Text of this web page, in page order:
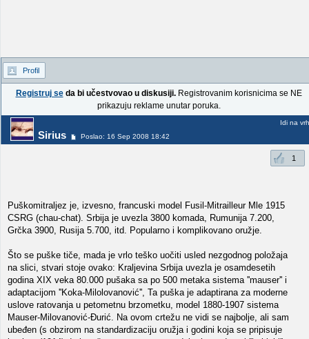
Profil
Registruj seda bi učestvovao u diskusiji.Registrovanim korisnicima se NE
prikazuju reklame unutar poruka.
Sirius Poslao: 16 Sep 2008 18:42
Idi na vrh
1
Puškomitraljez je, izvesno, francuski model Fusil-Mitrailleur Mle 1915
CSRG (chau-chat). Srbija je uvezla 3800 komada, Rumunija 7.200,
Grčka 3900, Rusija 5.700, itd. Popularno i komplikovano oružje.
Što se puške tiče, mada je vrlo teško uočiti usled nezgodnog položaja
na slici, stvari stoje ovako: Kraljevina Srbija uvezla je osamdesetih
godina XIX veka 80.000 pušaka sa po 500 metaka sistema ''mauser'' i
adaptacijom ''Koka-Milolovanović'', Ta puška je adaptirana za moderne
uslove ratovanja u petometnu brzometku, model 1880-1907 sistema
Mauser-Milovanović-Đurić. Na ovom crtežu ne vidi se najbolje, ali sam
ubeđen (s obzirom na standardizaciju oružja i godini koja se pripisuje